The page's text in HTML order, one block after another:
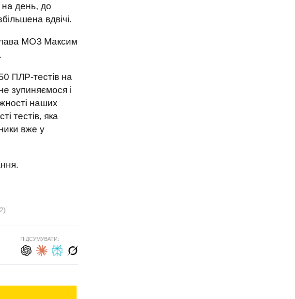
на день, до
вдвічі.
МОЗ Максим
ПЛР-тестів на
зупиняємося і
наших
тестів, яка
вже у
ПІДСУМУВАТИ: